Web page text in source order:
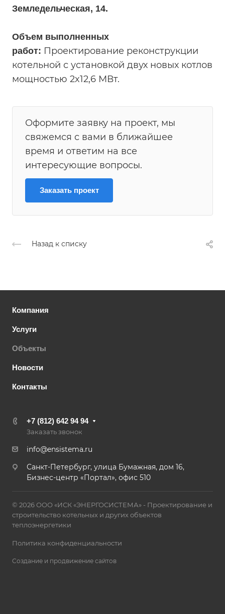
Земледельческая, 14.
Объем выполненных
работ: Проектирование реконструкции
котельной с установкой двух новых котлов
мощностью 2x12,6 МВт.
Оформите заявку на проект, мы
свяжемся с вами в ближайшее
время и ответим на все
интересующие вопросы.
Заказать проект
Назад к списку
Компания
Услуги
Объекты
Новости
Контакты
+7 (812) 642 94 94
Заказать звонок
info@ensistema.ru
Санкт-Петербург, улица Бумажная, дом 16,
Бизнес-центр «Портал», офис 510
© 2026 ООО «ИСК «ЭНЕРГОСИСТЕМА» - Проектирование и
строительство котельных и других объектов
теплоэнергетики
Политика конфиденциальности
Создание и продвижение сайтов